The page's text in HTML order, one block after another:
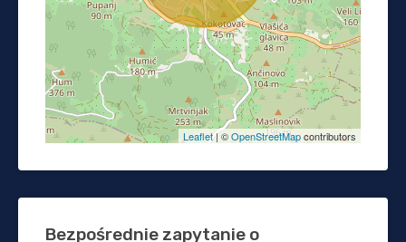
Leaflet| ©OpenStreetMapcontributors
Bezpośrednie zapytanie o